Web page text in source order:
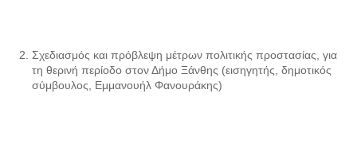
Σχεδιασμός και πρόβλεψη μέτρων πολιτικής προστασίας, για
τη θερινή περίοδο στον Δήμο Ξάνθης (εισηγητής, δημοτικός
σύμβουλος, Εμμανουήλ Φανουράκης)